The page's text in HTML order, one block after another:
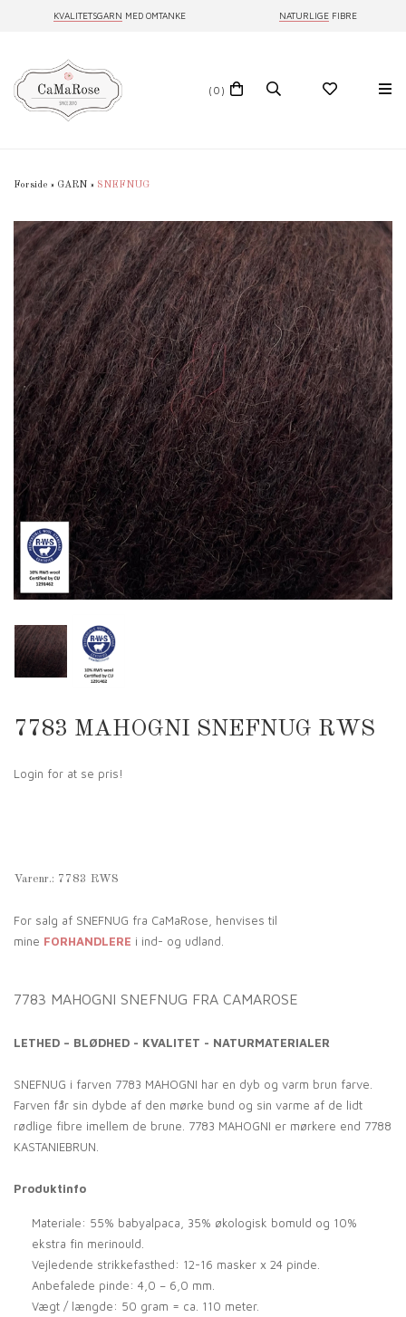
KVALITETSGARN MED OMTANKE NATURLIGE FIBRE
(0)
Forside » GARN » SNEFNUG
7783 MAHOGNI SNEFNUG RWS
Login for at se pris!
Varenr.: 7783 RWS
For salg af SNEFNUG fra CaMaRose, henvises til
mine FORHANDLERE i ind- og udland.
7783 MAHOGNI SNEFNUG FRA CAMAROSE
LETHED – BLØDHED - KVALITET - NATURMATERIALER
SNEFNUG i farven 7783 MAHOGNI har en dyb og varm brun farve.
Farven får sin dybde af den mørke bund og sin varme af de lidt
rødlige fibre imellem de brune. 7783 MAHOGNI er mørkere end 7788
KASTANIEBRUN.
Produktinfo
Materiale: 55% babyalpaca, 35% økologisk bomuld og 10%
ekstra fin merinould.
Vejledende strikkefasthed: 12-16 masker x 24 pinde.
Anbefalede pinde: 4,0 – 6,0 mm.
Vægt / længde: 50 gram = ca. 110 meter.